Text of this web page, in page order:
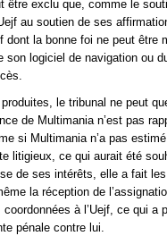
être exclu que, comme le
au soutien de ses
dont la bonne foi ne peut être
son logiciel de navigation ou
le tribunal ne peut
de Multimania n’est pas
si Multimania n’a pas
litigieux, ce qui aurait été
de ses intérêts, elle a fait
la réception de
à l’Uejf, ce qui a
pénale contre lui.